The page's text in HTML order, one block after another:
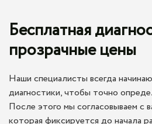
Бесплатная
прозрачные цены
Наши специалисты всегда
диагностики, чтобы точно
После этого мы согласовываем с
которая фиксируется до начала